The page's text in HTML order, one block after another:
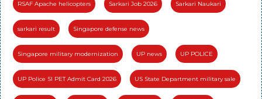
RSAF Apache helicopters Sarkari Job 2026 Sarkari Naukari
sarkari result Singapore defense news
Singapore military modernization UP news UP POLICE
UP Police SI PET Admit Card 2026 US State Department military sale